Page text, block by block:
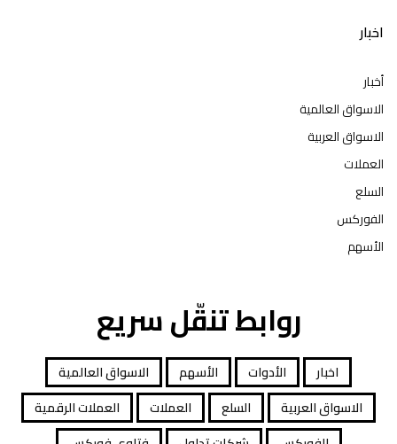
اخبار
أخبار
الاسواق العالمية
الاسواق العربية
العملات
السلع
الفوركس
الأسهم
روابط تنقّل سريع
اخبار الأدوات الأسهم
الاسواق العالمية
الاسواق العربية
السلع العملات
العملات الرقمية